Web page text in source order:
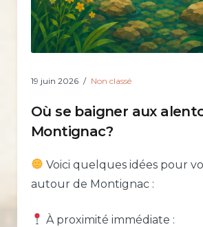
19 juin 2026 Non classé
Où se baigner aux
Montignac?
Voici quelques idées pour
autour de Montignac :
À proximité immédiate :